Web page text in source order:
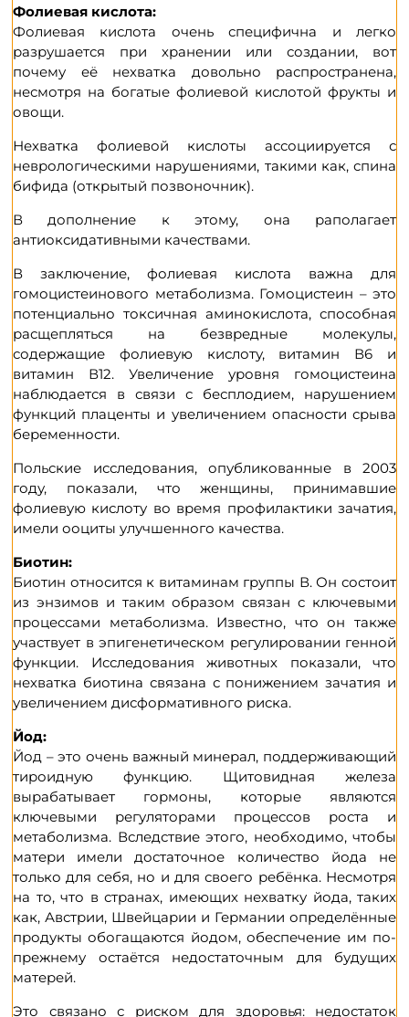
Фолиевая кислота:
Фолиевая кислота очень специфична и легко
разрушается при хранении или создании, вот
почему её нехватка довольно распространена,
несмотря на богатые фолиевой кислотой фрукты и
овощи.
Нехватка фолиевой кислоты ассоциируется с
неврологическими нарушениями, такими как, спина
бифида (открытый позвоночник).
В дополнение к этому, она раполагает
антиоксидативными качествами.
В заключение, фолиевая кислота важна для
гомоцистеинового метаболизма. Гомоцистеин – это
потенциально токсичная аминокислота, способная
расщепляться на безвредные молекулы,
содержащие фолиевую кислоту, витамин В6 и
витамин В12. Увеличение уровня гомоцистеина
наблюдается в связи с бесплодием, нарушением
функций плаценты и увеличением опасности срыва
беременности.
Польские исследования, опубликованные в 2003
году, показали, что женщины, принимавшие
фолиевую кислоту во время профилактики зачатия,
имели ооциты улучшенного качества.
Биотин:
Биотин относится к витаминам группы В. Он состоит
из энзимов и таким образом связан с ключевыми
процессами метаболизма. Известно, что он также
участвует в эпигенетическом регулировании генной
функции. Исследования животных показали, что
нехватка биотина связана с понижением зачатия и
увеличением дисформативного риска.
Йод:
Йод – это очень важный минерал, поддерживающий
тироидную функцию. Щитовидная железа
вырабатывает гормоны, которые являются
ключевыми регуляторами процессов роста и
метаболизма. Вследствие этого, необходимо, чтобы
матери имели достаточное количество йода не
только для себя, но и для своего ребёнка. Несмотря
на то, что в странах, имеющих нехватку йода, таких
как, Австрии, Швейцарии и Германии определённые
продукты обогащаются йодом, обеспечение им по-
прежнему остаётся недостаточным для будущих
матерей.
Это связано с риском для здоровья: недостаток